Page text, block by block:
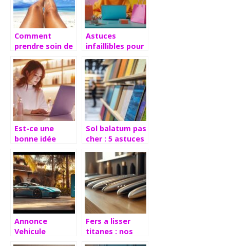
Comment
prendre soin de
une journée à la
plage ?
Astuces
infaillibles pour
économies avec
des codes
promo
Est-ce une
bonne idée
parfum en ligne
? Découvrez les
avantages des
boutiques
virtuelles
Sol balatum pas
cher : 5 astuces
resultat canon
Annonce
Vehicule
Fers a lisser
titanes : nos